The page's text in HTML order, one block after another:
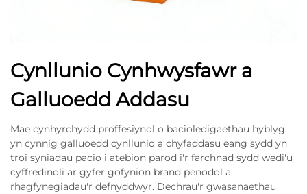
Cynllunio Cynhwysfawr a
Galluoedd Addasu
Mae cynhyrchydd proffesiynol o bacioledigaethau hyblyg
yn cynnig galluoedd cynllunio a chyfaddasu eang sydd yn
troi syniadau pacio i atebion parod i'r farchnad sydd wedi'u
cyffredinoli ar gyfer gofynion brand penodol a
rhagfynegiadau'r defnyddwyr. Dechrau'r gwasanaethau